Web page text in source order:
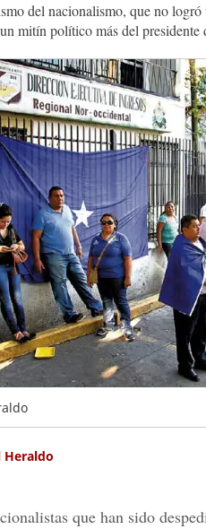
del nacionalismo, que no
mitín político más del
Heraldo
que han sido